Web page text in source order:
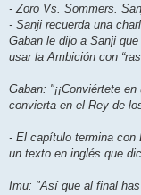
- Zoro Vs. Sommers.
- Sanji recuerda una
Gaban le dijo a Sanji
usar la Ambición con
Gaban: "¡¡Conviértete
convierta en el Rey de
- El capítulo termina con
un texto en inglés que
Imu: "Así que al final